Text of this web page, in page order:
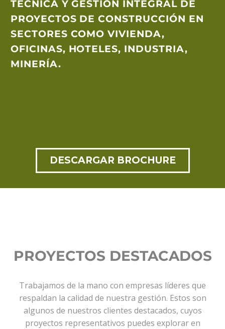
TÉCNICA Y GESTIÓN INTEGRAL DE
PROYECTOS DE CONSTRUCCIÓN EN
SECTORES COMO VIVIENDA,
OFICINAS, HOTELES, INDUSTRIA,
MINERÍA.
DESCARGAR BROCHURE
PROYECTOS DESTACADOS
Trabajamos de la mano con empresas líderes que
respaldan la calidad de nuestra gestión. Estos son
algunos de nuestros clientes destacados, cuyos
proyectos representativos puedes explorar en